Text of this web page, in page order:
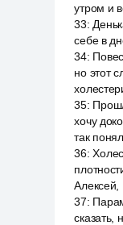
утром и
33:
себе в
34:
но этот
35:
хочу
так
36:
Алексей,
37:
сказать,